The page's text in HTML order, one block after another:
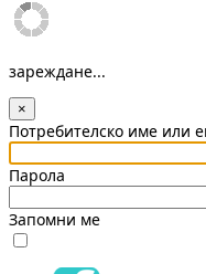
зареждане...
×
Потребителско име или
Парола
Запомни ме